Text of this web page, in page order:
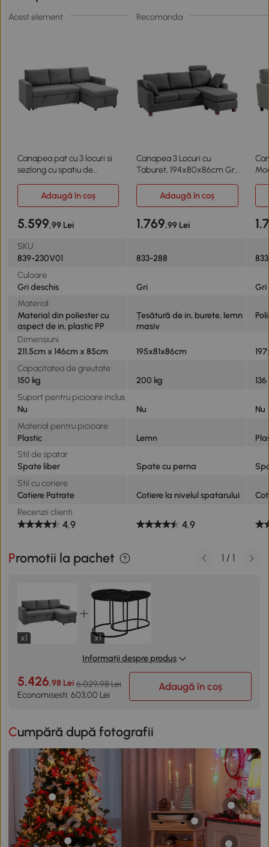
Acest element Recomanda
Canapea pat cu 3 locuri si
sezlong cu spatiu de
Canapea 3 Locuri cu
Taburet, 194x80x86cm Gri
Adaugă în coș Adaugă în coș
5.599,99 Lei 1.769,99 Lei
SKU
839-230V01
833-288
Culoare
Gri deschis
Gri
Gri
Material
Material din poliester cu
aspect de in, plastic PP
Țesătură de in, burete, lemn
masiv
Dimensiuni
211.5cm x 146cm x 85cm
195x81x86cm
Capacitatea de greutate
150 kg
200 kg
Suport pentru picioare inclus
Nu
Nu
Nu
Material pentru picioare
Plastic
Lemn
Stil de spatar
Spate liber
Spate cu perna
Stil cu coriere
Cotiere Patrate
Cotiere la nivelul spatarului
Recenzii clienti
4.9 4.9
Promotii la pachet
x1
x1
Informații despre produs
5.426,98 Lei 6.029,98 Lei
Economisesti: 603,00 Lei
Adaugă în coș
1 / 1
Cumpără după fotografii